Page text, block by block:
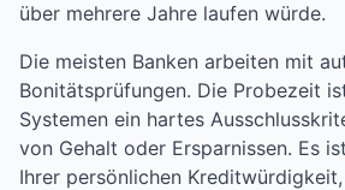
über mehrere Jahre laufen würde.
Die meisten Banken arbeiten mit
Bonitätsprüfungen. Die Probezeit
Systemen ein hartes
von Gehalt oder Ersparnissen. Es
Ihrer persönlichen